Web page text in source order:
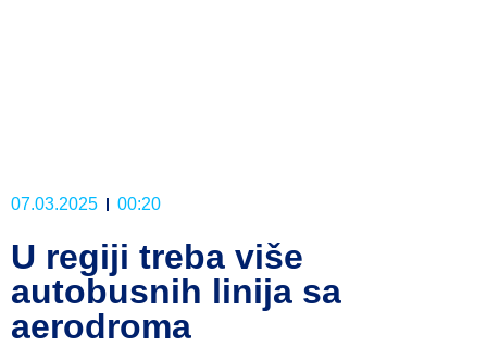
07.03.2025 00:20
U regiji treba više
autobusnih linija sa
aerodroma